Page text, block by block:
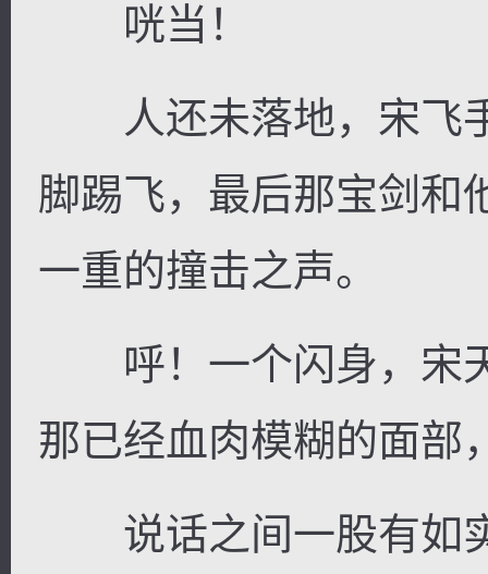
咣当！
人还未落地，宋飞
脚踢飞，最后那宝剑和
一重的撞击之声。
呼！一个闪身，宋
那已经血肉模糊的面部
说话之间一股有如